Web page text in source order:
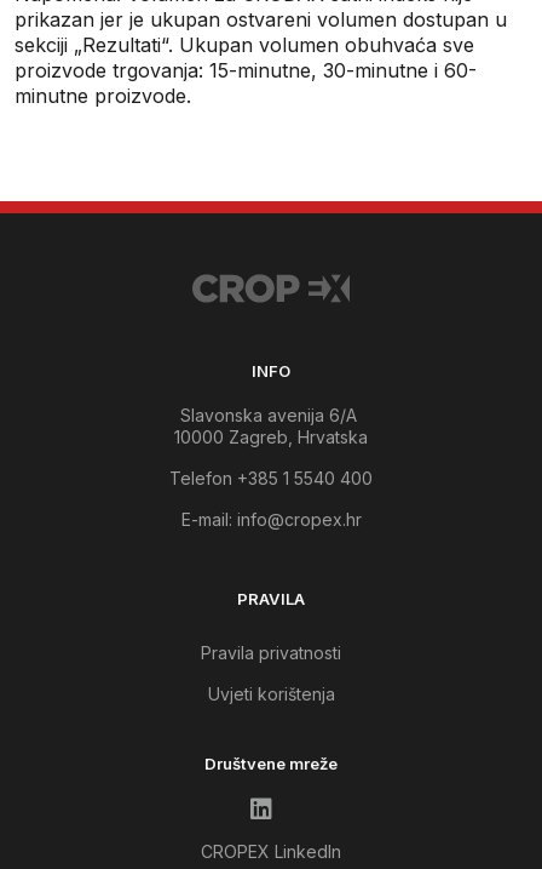
prikazan jer je ukupan ostvareni volumen dostupan u
sekciji „Rezultati“. Ukupan volumen obuhvaća sve
proizvode trgovanja: 15-minutne, 30-minutne i 60-
minutne proizvode.
INFO
Slavonska avenija 6/A
10000 Zagreb, Hrvatska
Telefon +385 1 5540 400
E-mail: info@cropex.hr
PRAVILA
Pravila privatnosti
Uvjeti korištenja
Društvene mreže
CROPEX LinkedIn